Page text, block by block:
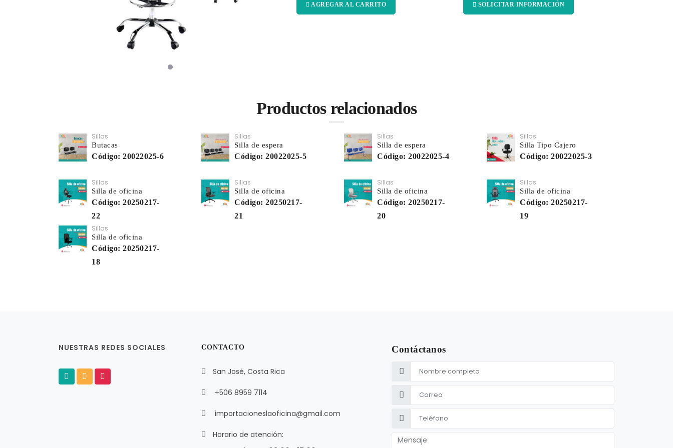
AGREGAR AL CARRITO SOLICITAR INFORMACIÓN
Productos relacionados
Sillas
Butacas
Código: 20022025-6
Sillas
Silla de espera
Código: 20022025-5
Sillas
Silla de espera
Código: 20022025-4
Sillas
Silla Tipo Cajero
Código: 20022025-3
Sillas
Silla de oficina
Código: 20250217-
22
Sillas
Silla de oficina
Código: 20250217-
21
Sillas
Silla de oficina
Código: 20250217-
20
Sillas
Silla de oficina
Código: 20250217-
19
Sillas
Silla de oficina
Código: 20250217-
18
NUESTRAS REDES SOCIALES CONTACTO
San José, Costa Rica
+506 8959 7114
importacioneslaoficina@gmail.com
Horario de atención:
Contáctanos